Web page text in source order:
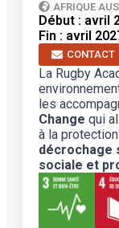
AFRIQUE
Début : avril
Fin : avril
CONTACT
La Rugby
les
Change qui
à la
décrochage
sociale et